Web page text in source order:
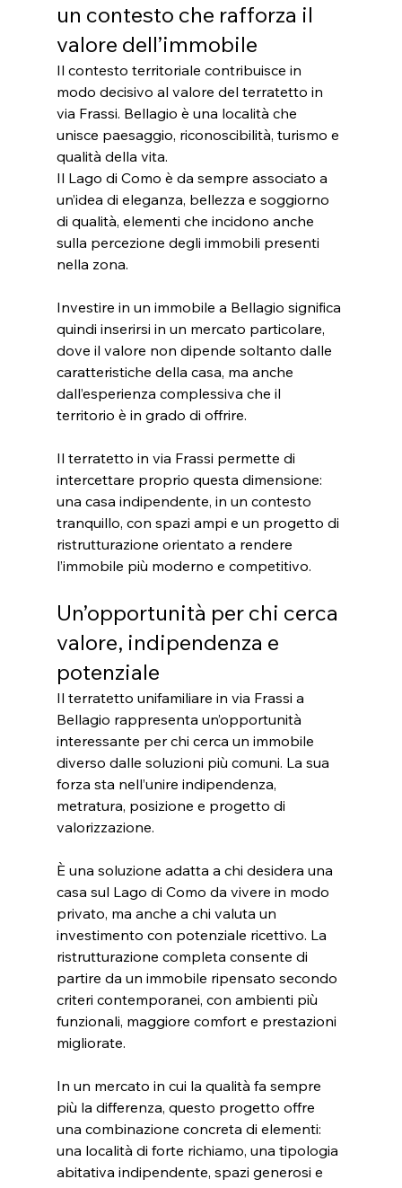
un contesto che rafforza il
valore dell’immobile
Il contesto territoriale contribuisce in
modo decisivo al valore del terratetto in
via Frassi. Bellagio è una località che
unisce paesaggio, riconoscibilità, turismo e
qualità della vita.
Il Lago di Como è da sempre associato a
un’idea di eleganza, bellezza e soggiorno
di qualità, elementi che incidono anche
sulla percezione degli immobili presenti
nella zona.
Investire in un immobile a Bellagio significa
quindi inserirsi in un mercato particolare,
dove il valore non dipende soltanto dalle
caratteristiche della casa, ma anche
dall’esperienza complessiva che il
territorio è in grado di offrire.
Il terratetto in via Frassi permette di
intercettare proprio questa dimensione:
una casa indipendente, in un contesto
tranquillo, con spazi ampi e un progetto di
ristrutturazione orientato a rendere
l’immobile più moderno e competitivo.
Un’opportunità per chi cerca
valore, indipendenza e
potenziale
Il terratetto unifamiliare in via Frassi a
Bellagio rappresenta un’opportunità
interessante per chi cerca un immobile
diverso dalle soluzioni più comuni. La sua
forza sta nell’unire indipendenza,
metratura, posizione e progetto di
valorizzazione.
È una soluzione adatta a chi desidera una
casa sul Lago di Como da vivere in modo
privato, ma anche a chi valuta un
investimento con potenziale ricettivo. La
ristrutturazione completa consente di
partire da un immobile ripensato secondo
criteri contemporanei, con ambienti più
funzionali, maggiore comfort e prestazioni
migliorate.
In un mercato in cui la qualità fa sempre
più la differenza, questo progetto offre
una combinazione concreta di elementi:
una località di forte richiamo, una tipologia
abitativa indipendente, spazi generosi e